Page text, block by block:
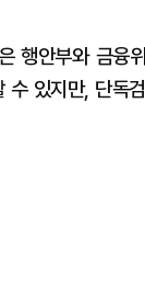
행안부와 금융위
수 있지만, 단독검